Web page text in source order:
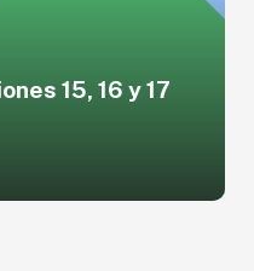
15, 16 y 17